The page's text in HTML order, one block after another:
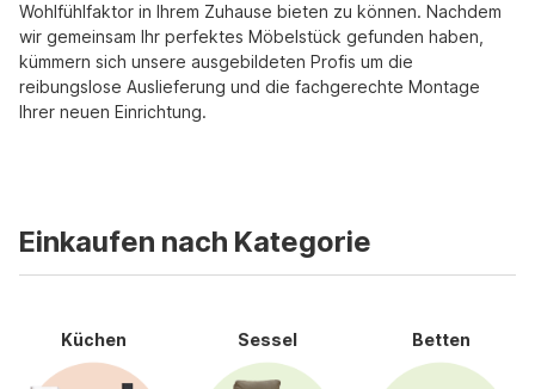
Wohlfühlfaktor in Ihrem Zuhause bieten zu können. Nachdem
wir gemeinsam Ihr perfektes Möbelstück gefunden haben,
kümmern sich unsere ausgebildeten Profis um die
reibungslose Auslieferung und die fachgerechte Montage
Ihrer neuen Einrichtung.
Einkaufen nach Kategorie
Küchen Sessel Betten